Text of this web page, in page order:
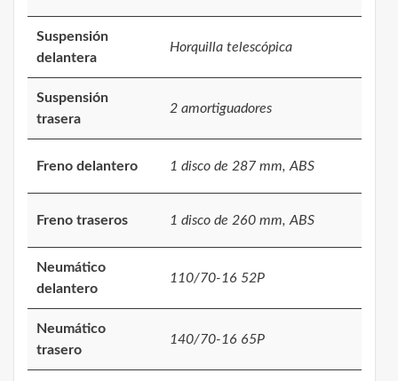
Suspensión
delantera
Horquilla telescópica
Suspensión
trasera
2 amortiguadores
Freno delantero 1 disco de 287 mm, ABS
Freno traseros 1 disco de 260 mm, ABS
Neumático
delantero
110/70-16 52P
Neumático
trasero
140/70-16 65P